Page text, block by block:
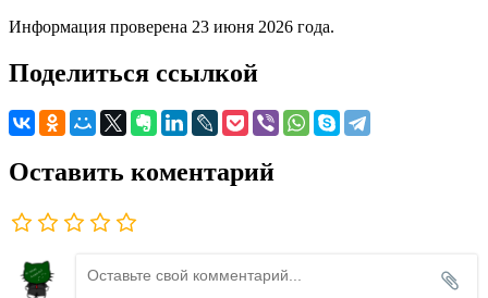
Информация проверена 23 июня 2026 года.
Поделиться ссылкой
Оставить коментарий